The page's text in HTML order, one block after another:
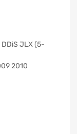
DDiS JLX (5-
2010